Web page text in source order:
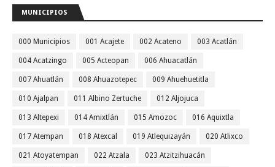
MUNICIPIOS
000 Municipios 001 Acajete 002 Acateno 003 Acatlán
004 Acatzingo 005 Acteopan 006 Ahuacatlán
007 Ahuatlán 008 Ahuazotepec 009 Ahuehuetitla
010 Ajalpan 011 Albino Zertuche 012 Aljojuca
013 Altepexi 014 Amixtlán 015 Amozoc 016 Aquixtla
017 Atempan 018 Atexcal 019 Atlequizayán 020 Atlixco
021 Atoyatempan 022 Atzala 023 Atzitzihuacán